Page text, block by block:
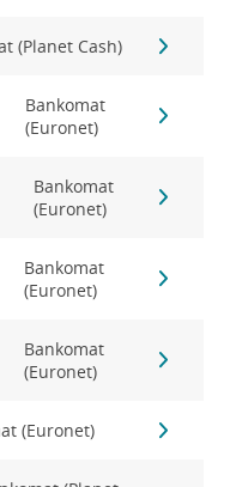
(Planet Cash)
Bankomat
(Euronet)
Bankomat
(Euronet)
Bankomat
(Euronet)
Bankomat
(Euronet)
(Euronet)